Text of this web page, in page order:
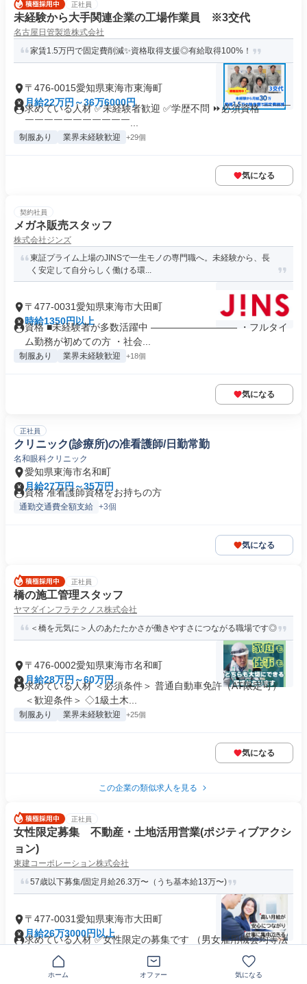
正社員
未経験から大手関連企業の工場作業員 ※3交代
名古屋日管製造株式会社
家賃1.5万円で固定費削減✨資格取得支援◎有給取得100%！
〒476-0015愛知県東海市東海町
月給22万円～36万6000円
求めている人材 ✅未経験者歓迎 ✅学歴不問 ⏩必須資格 ￣￣￣
￣￣￣￣￣￣￣￣￣￣￣...
制服あり 業界未経験歓迎 +29個
気になる
契約社員
メガネ販売スタッフ
株式会社ジンズ
東証プライム上場のJINSで一生モノの専門職へ。未経験から、長
く安定して自分らしく働ける環...
〒477-0031愛知県東海市大田町
時給1350円以上
資格 ■未経験者が多数活躍中 ――――――――― ・フルタイ
ム勤務が初めての方 ・社会...
制服あり 業界未経験歓迎 +18個
気になる
正社員
クリニック(診療所)の准看護師/日勤常勤
名和眼科クリニック
愛知県東海市名和町
月給27万円～35万円
資格 准看護師資格をお持ちの方
通勤交通費全額支給 +3個
気になる
正社員
橋の施工管理スタッフ
ヤマダインフラテクノス株式会社
＜橋を元気に＞人のあたたかさが働きやすさにつながる職場です◎
〒476-0002愛知県東海市名和町
月給28万円～60万円
求めている人材 ＜必須条件＞ 普通自動車免許（AT限定可）
＜歓迎条件＞ ◇1級土木...
制服あり 業界未経験歓迎 +25個
気になる
この企業の類似求人を見る
正社員
女性限定募集 不動産・土地活用営業(ポジティブアクシ
ョン)
東建コーポレーション株式会社
57歳以下募集/固定月給26.3万〜（うち基本給13万〜)
〒477-0031愛知県東海市大田町
月給26万3000円以上
求めている人材 ✅女性限定の募集です （男女雇用機会均等法
第8条 ポジティブ・アクショ...
業界未経験歓迎 +23個
ホーム オファー 気になる